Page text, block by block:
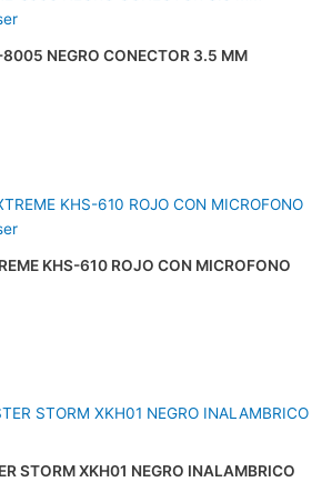
NEGRO CONECTOR 3.5 MM
KHS-610 ROJO CON MICROFONO
STORM XKH01 NEGRO INALAMBRICO